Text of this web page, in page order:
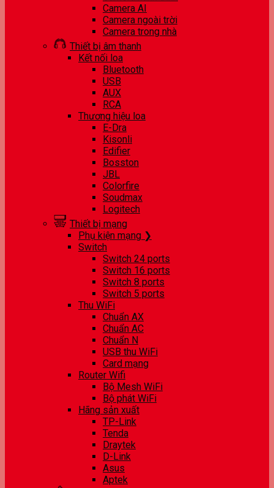
Camera AI
Camera ngoài trời
Camera trong nhà
Thiết bị âm thanh
Kết nối loa
Bluetooth
USB
AUX
RCA
Thương hiệu loa
E-Dra
Kisonli
Edifier
Bosston
JBL
Colorfire
Soudmax
Logitech
Thiết bị mạng
Phụ kiện mạng ❯
Switch
Switch 24 ports
Switch 16 ports
Switch 8 ports
Switch 5 ports
Thu WiFi
Chuẩn AX
Chuẩn AC
Chuẩn N
USB thu WiFi
Card mạng
Router Wifi
Bộ Mesh WiFi
Bộ phát WiFi
Hãng sản xuất
TP-Link
Tenda
Draytek
D-Link
Asus
Aptek